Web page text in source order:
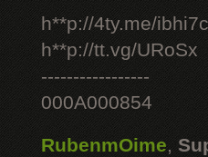
h**p://4ty.me/ibhi7c
h**p://tt.vg/URoSx
-----------------
000A000854
RubenmOime,